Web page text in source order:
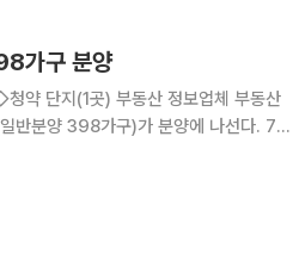
가구 분양
반분양 398가구)가 분양에 나선다. 7일